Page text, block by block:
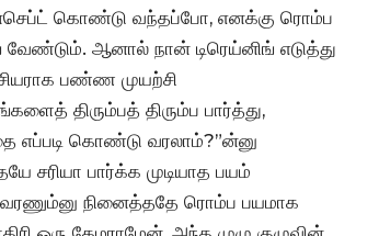
கொண்டு வந்தப்போ, எனக்கு ரொம்ப
வேண்டும். ஆனால் நான் டிரெய்னிங் எடுத்து
பண்ண முயற்சி
திரும்பத் திரும்ப பார்த்து,
எப்படி கொண்டு வரலாம்?”ன்னு
சரியா பார்க்க முடியாத பயம்
நினைத்ததே ரொம்ப பயமாக